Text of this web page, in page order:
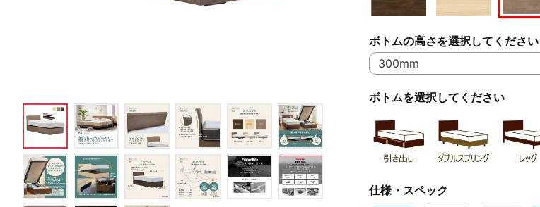
ボトムの高さを選択してください
ボトムを選択してください
仕様・スペック